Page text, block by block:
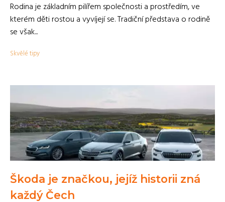
Rodina je základním pilířem společnosti a prostředím, ve
kterém děti rostou a vyvíjejí se. Tradiční představa o rodině
se však...
Skvělé tipy
Škoda je značkou, jejíž historii zná
každý Čech